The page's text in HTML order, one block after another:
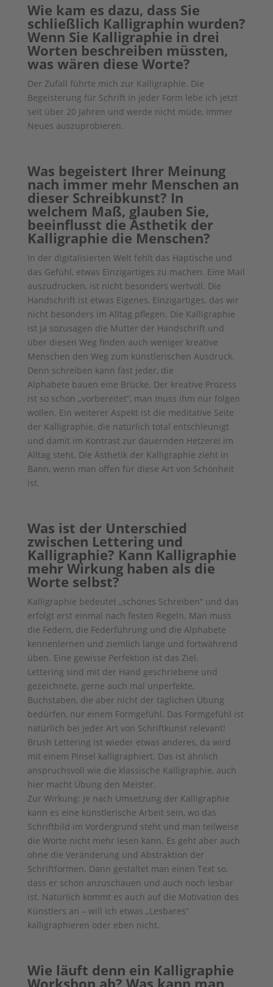
Wie kam es dazu, dass Sie
schließlich Kalligraphin wurden?
Wenn Sie Kalligraphie in drei
Worten beschreiben müssten,
was wären diese Worte?
Der Zufall führte mich zur Kalligraphie. Die
Begeisterung für Schrift in jeder Form lebe ich jetzt
seit über 20 Jahren und werde nicht müde, immer
Neues auszuprobieren.
Was begeistert Ihrer Meinung
nach immer mehr Menschen an
dieser Schreibkunst? In
welchem Maß, glauben Sie,
beeinflusst die Ästhetik der
Kalligraphie die Menschen?
In der digitalisierten Welt fehlt das Haptische und
das Gefühl, etwas Einzigartiges zu machen. Eine Mail
auszudrucken, ist nicht besonders wertvoll. Die
Handschrift ist etwas Eigenes, Einzigartiges, das wir
nicht besonders im Alltag pflegen. Die Kalligraphie
ist ja sozusagen die Mutter der Handschrift und
über diesen Weg finden auch weniger kreative
Menschen den Weg zum künstlerischen Ausdruck.
Denn schreiben kann fast jeder, die
Alphabete bauen eine Brücke. Der kreative Prozess
ist so schon „vorbereitet“, man muss ihm nur folgen
wollen. Ein weiterer Aspekt ist die meditative Seite
der Kalligraphie, die natürlich total entschleunigt
und damit im Kontrast zur dauernden Hetzerei im
Alltag steht. Die Ästhetik der Kalligraphie zieht in
Bann, wenn man offen für diese Art von Schönheit
ist.
Was ist der Unterschied
zwischen Lettering und
Kalligraphie? Kann Kalligraphie
mehr Wirkung haben als die
Worte selbst?
Kalligraphie bedeutet „schönes Schreiben“ und das
erfolgt erst einmal nach festen Regeln. Man muss
die Federn, die Federführung und die Alphabete
kennenlernen und ziemlich lange und fortwährend
üben. Eine gewisse Perfektion ist das Ziel.
Lettering sind mit der Hand geschriebene und
gezeichnete, gerne auch mal unperfekte,
Buchstaben, die aber nicht der täglichen Übung
bedürfen, nur einem Formgefühl. Das Formgefühl ist
natürlich bei jeder Art von Schriftkunst relevant!
Brush Lettering ist wieder etwas anderes, da wird
mit einem Pinsel kalligraphiert. Das ist ähnlich
anspruchsvoll wie die klassische Kalligraphie, auch
hier macht Übung den Meister.
Zur Wirkung: Je nach Umsetzung der Kalligraphie
kann es eine künstlerische Arbeit sein, wo das
Schriftbild im Vordergrund steht und man teilweise
die Worte nicht mehr lesen kann. Es geht aber auch
ohne die Veränderung und Abstraktion der
Schriftformen. Dann gestaltet man einen Text so,
dass er schön anzuschauen und auch noch lesbar
ist. Natürlich kommt es auch auf die Motivation des
Künstlers an – will ich etwas „Lesbares“
kalligraphieren oder eben nicht.
Wie läuft denn ein Kalligraphie
Workshop ab? Was kann man